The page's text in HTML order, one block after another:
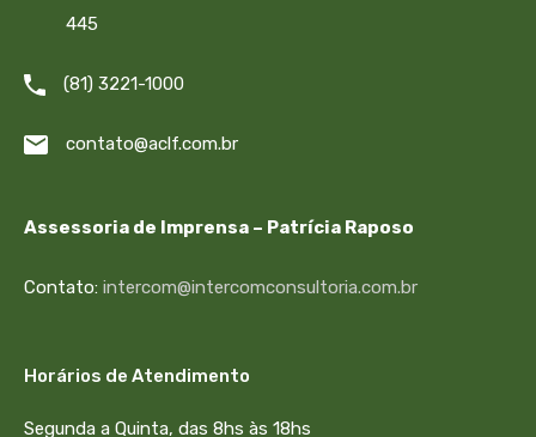
445
(81) 3221-1000
contato@aclf.com.br
Assessoria de Imprensa – Patrícia Raposo
Contato: intercom@intercomconsultoria.com.br
Horários de Atendimento
Segunda a Quinta, das 8hs às 18hs